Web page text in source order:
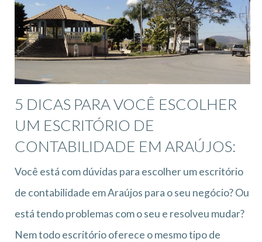
5 DICAS PARA VOCÊ ESCOLHER
UM ESCRITÓRIO DE
CONTABILIDADE EM ARAÚJOS:
Você está com dúvidas para escolher um escritório
de contabilidade em Araújos para o seu negócio? Ou
está tendo problemas com o seu e resolveu mudar?
Nem todo escritório oferece o mesmo tipo de